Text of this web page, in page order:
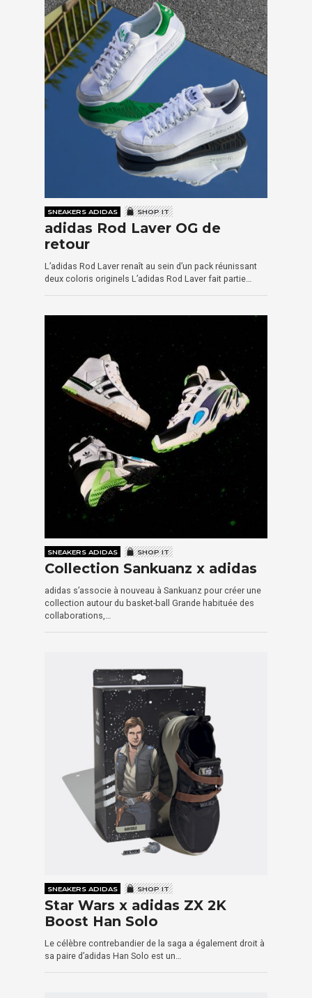
SNEAKERS ADIDAS SHOP IT
adidas Rod Laver OG de
retour
L’adidas Rod Laver renaît au sein d’un pack réunissant
deux coloris originels L’adidas Rod Laver fait partie…
SNEAKERS ADIDAS SHOP IT
Collection Sankuanz x adidas
adidas s’associe à nouveau à Sankuanz pour créer une
collection autour du basket-ball Grande habituée des
collaborations,…
SNEAKERS ADIDAS SHOP IT
Star Wars x adidas ZX 2K
Boost Han Solo
Le célèbre contrebandier de la saga a également droit à
sa paire d’adidas Han Solo est un…